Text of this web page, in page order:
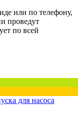
или по телефону,
проведут
по всей